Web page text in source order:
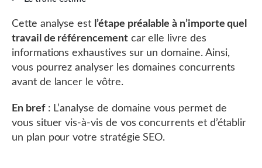
Cette analyse est l’étape préalable à n’importe quel
travail de référencementcar elle livre des
informations exhaustives sur un domaine. Ainsi,
vous pourrez analyser les domaines concurrents
avant de lancer le vôtre.
En bref: L’analyse de domaine vous permet de
vous situer vis-à-vis de vos concurrents et d’établir
un plan pour votre stratégie SEO.